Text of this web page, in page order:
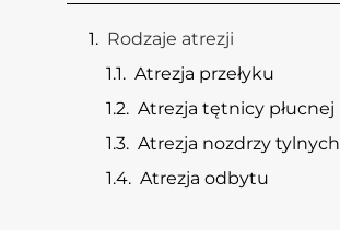
Rodzaje atrezji
Atrezja przełyku
Atrezja tętnicy płucnej
Atrezja nozdrzy tylnych
Atrezja odbytu